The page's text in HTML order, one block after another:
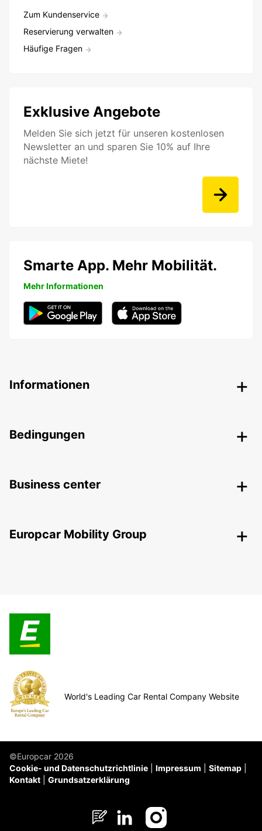
Zum Kundenservice
Reservierung verwalten
Häufige Fragen
Exklusive Angebote
Melden Sie sich jetzt für unseren kostenlosen
Newsletter an und sparen Sie 10% auf Ihre
nächste Miete!
Smarte App. Mehr Mobilität.
Mehr Informationen
Informationen
Bedingungen
Business center
Europcar Mobility Group
World's Leading Car Rental Company Website
©Europcar 2026
Cookie- und Datenschutzrichtlinie
Impressum
Sitemap
Kontakt
Grundsatzerklärung